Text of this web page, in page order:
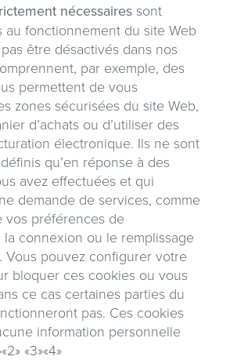
nécessaires sont
au fonctionnement du site Web
être désactivés dans nos
par exemple, des
permettent de vous
zones sécurisées du site Web,
d’achats ou d’utiliser des
électronique. Ils ne sont
qu’en réponse à des
avez effectuées et qui
demande de services, comme
vos préférences de
connexion ou le remplissage
Vous pouvez configurer votre
bloquer ces cookies ou vous
ce cas certaines parties du
pas. Ces cookies
information personnelle
«3»«4»